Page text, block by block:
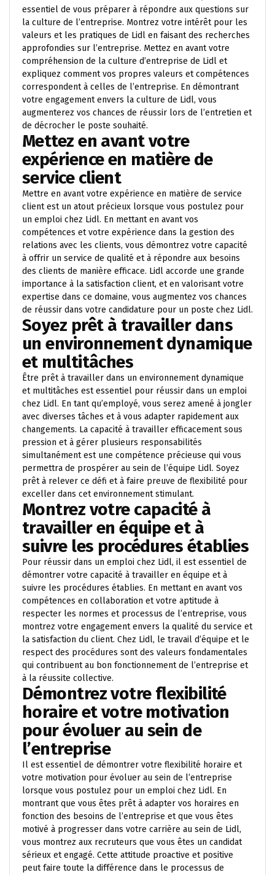
essentiel de vous préparer à répondre aux questions sur
la culture de l’entreprise. Montrez votre intérêt pour les
valeurs et les pratiques de Lidl en faisant des recherches
approfondies sur l’entreprise. Mettez en avant votre
compréhension de la culture d’entreprise de Lidl et
expliquez comment vos propres valeurs et compétences
correspondent à celles de l’entreprise. En démontrant
votre engagement envers la culture de Lidl, vous
augmenterez vos chances de réussir lors de l’entretien et
de décrocher le poste souhaité.
Mettez en avant votre
expérience en matière de
service client
Mettre en avant votre expérience en matière de service
client est un atout précieux lorsque vous postulez pour
un emploi chez Lidl. En mettant en avant vos
compétences et votre expérience dans la gestion des
relations avec les clients, vous démontrez votre capacité
à offrir un service de qualité et à répondre aux besoins
des clients de manière efficace. Lidl accorde une grande
importance à la satisfaction client, et en valorisant votre
expertise dans ce domaine, vous augmentez vos chances
de réussir dans votre candidature pour un poste chez Lidl.
Soyez prêt à travailler dans
un environnement dynamique
et multitâches
Être prêt à travailler dans un environnement dynamique
et multitâches est essentiel pour réussir dans un emploi
chez Lidl. En tant qu’employé, vous serez amené à jongler
avec diverses tâches et à vous adapter rapidement aux
changements. La capacité à travailler efficacement sous
pression et à gérer plusieurs responsabilités
simultanément est une compétence précieuse qui vous
permettra de prospérer au sein de l’équipe Lidl. Soyez
prêt à relever ce défi et à faire preuve de flexibilité pour
exceller dans cet environnement stimulant.
Montrez votre capacité à
travailler en équipe et à
suivre les procédures établies
Pour réussir dans un emploi chez Lidl, il est essentiel de
démontrer votre capacité à travailler en équipe et à
suivre les procédures établies. En mettant en avant vos
compétences en collaboration et votre aptitude à
respecter les normes et processus de l’entreprise, vous
montrez votre engagement envers la qualité du service et
la satisfaction du client. Chez Lidl, le travail d’équipe et le
respect des procédures sont des valeurs fondamentales
qui contribuent au bon fonctionnement de l’entreprise et
à la réussite collective.
Démontrez votre flexibilité
horaire et votre motivation
pour évoluer au sein de
l’entreprise
Il est essentiel de démontrer votre flexibilité horaire et
votre motivation pour évoluer au sein de l’entreprise
lorsque vous postulez pour un emploi chez Lidl. En
montrant que vous êtes prêt à adapter vos horaires en
fonction des besoins de l’entreprise et que vous êtes
motivé à progresser dans votre carrière au sein de Lidl,
vous montrez aux recruteurs que vous êtes un candidat
sérieux et engagé. Cette attitude proactive et positive
peut faire toute la différence dans le processus de